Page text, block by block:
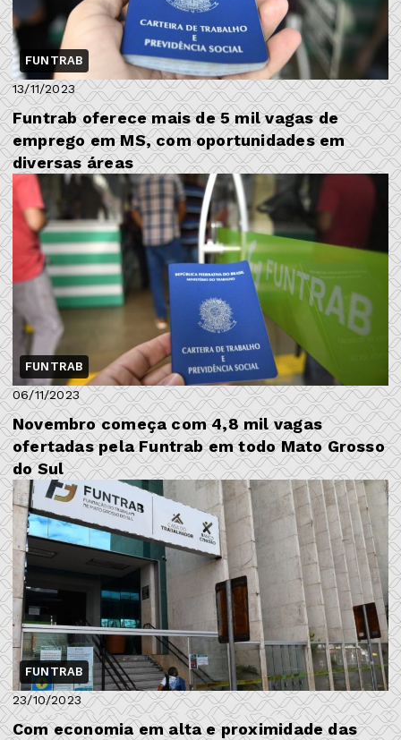
FUNTRAB
13/11/2023
Funtrab oferece mais de 5 mil vagas de
emprego em MS, com oportunidades em
diversas áreas
FUNTRAB
06/11/2023
Novembro começa com 4,8 mil vagas
ofertadas pela Funtrab em todo Mato Grosso
do Sul
FUNTRAB
23/10/2023
Com economia em alta e proximidade das